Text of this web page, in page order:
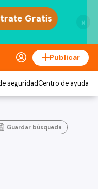
×
Publicar
seguridadCentro de ayuda
Guardar búsqueda